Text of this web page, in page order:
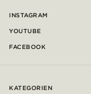
INSTAGRAM
YOUTUBE
FACEBOOK
KATEGORIEN